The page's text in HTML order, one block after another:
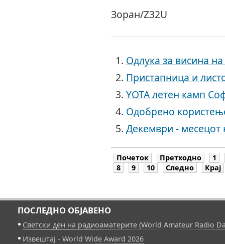
Зоран/Z32U
Одлука за висина
Пристапница и
YOTA летен камп
Одобрено
Декември - месецот
Почеток Претходно
1
8
9 10 Следно Крај
ПОСЛЕДНО ОБЈАВЕНО
Светски ден на радиоаматерите (World Amateur Radio
Извештај - World Wide Award 2026